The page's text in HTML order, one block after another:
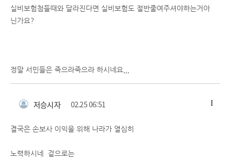
실비보험첨들때와 달라진다면 실비보험도 절반줄여주셔야하는거아
닌가요?
정말 서민들은 죽으라죽으라 하시네요,,,
저승시자 02.25 06:51
결국은 손보사 이익을 위해 나라가 열심히
노력하시네 겉으로는